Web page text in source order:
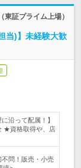
証プライム上場）
当)】未経験大歓
沿って配属！】
★資格取得や、店
問！販売・小売